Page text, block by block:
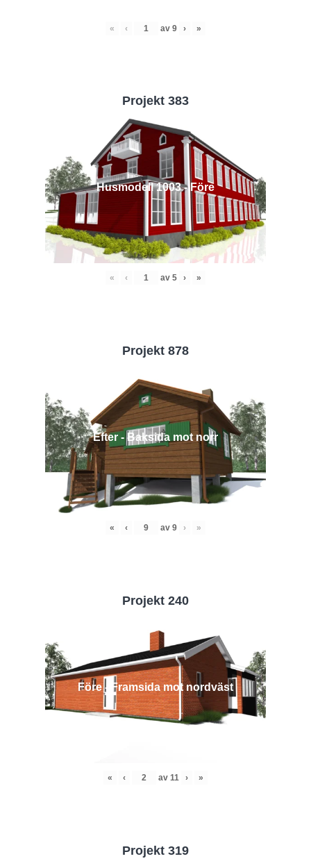
« ‹ av 9 › »
Projekt 383
Husmodell 1003 - Före
« ‹ av 5 › »
Projekt 878
Efter - Baksida mot norr
« ‹ av 9 › »
Projekt 240
Före - Framsida mot nordväst
« ‹ av 11 › »
Projekt 319